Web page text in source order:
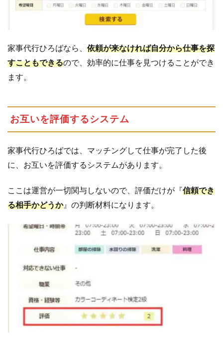
4.2
注
に
4.3 問
わ
せ
が
た
ら
4.4 お
い
評
価
す
る
家事代行ひろばなら、 依頼が来なければ自分から仕事を探
すこともできるので、効率的に仕事を見つけることができ
ます。
お互いを評価するシステム
家事代行ひろばでは、マッチングして仕事が完了した後
に、お互いを評価するシステムがあります。
ここは運営が一切関与しないので、評価だけが『信頼でき
る相手かどうか』の判断材料になります。